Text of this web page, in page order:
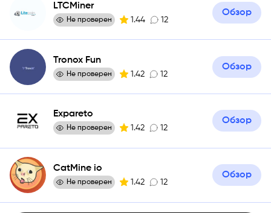
LTCMiner
Не проверен 1.44 12
Обзор
Tronox Fun
Не проверен 1.42 12
Обзор
Expareto
Не проверен 1.42 12
Обзор
CatMine io
Не проверен 1.42 12
Обзор